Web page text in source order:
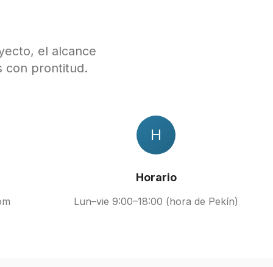
el alcance
con prontitud.
H
Horario
Lun–vie 9:00–18:00 (hora de Pekín)